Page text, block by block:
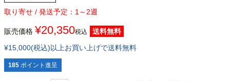
1～2週
販売価格 ¥20,350税込
送料無料
¥15,000(税込)以上お買い上げで送料無料
185 ポイント進呈